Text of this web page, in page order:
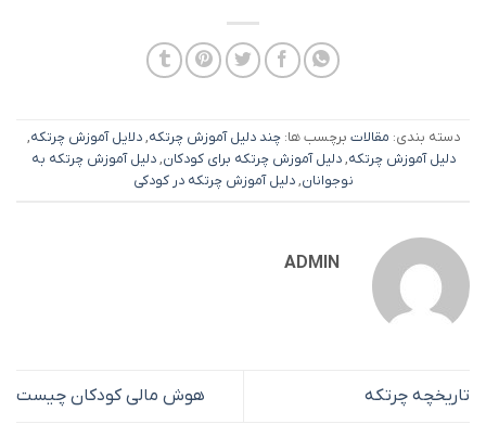
دسته بندی: مقالات برچسب ها:چند دلیل آموزش چرتکه,دلایل آموزش چرتکه,
دلیل آموزش چرتکه,دلیل آموزش چرتکه برای کودکان,دلیل آموزش چرتکه به
نوجوانان,دلیل آموزش چرتکه در کودکی
ADMIN
تاریخچه چرتکه هوش مالی کودکان چیست